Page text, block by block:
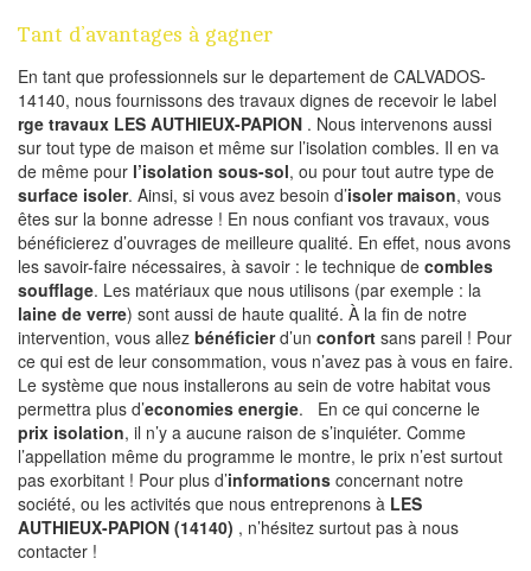
Tant d’avantages à gagner
En tant que professionnels sur le departement de CALVADOS-
14140, nous fournissons des travaux dignes de recevoir le label
rge travaux LES AUTHIEUX-PAPION . Nous intervenons aussi
sur tout type de maison et même sur l’isolation combles. Il en va
de même pour l’isolation sous-sol, ou pour tout autre type de
surface isoler. Ainsi, si vous avez besoin d’isoler maison, vous
êtes sur la bonne adresse ! En nous confiant vos travaux, vous
bénéficierez d’ouvrages de meilleure qualité. En effet, nous avons
les savoir-faire nécessaires, à savoir : le technique de combles
soufflage. Les matériaux que nous utilisons (par exemple : la
laine de verre) sont aussi de haute qualité. À la fin de notre
intervention, vous allez bénéficierd’un confort sans pareil ! Pour
ce qui est de leur consommation, vous n’avez pas à vous en faire.
Le système que nous installerons au sein de votre habitat vous
permettra plus d’economies energie. En ce qui concerne le
prix isolation, il n’y a aucune raison de s’inquiéter. Comme
l’appellation même du programme le montre, le prix n’est surtout
pas exorbitant ! Pour plus d’informations concernant notre
société, ou les activités que nous entreprenons à LES
AUTHIEUX-PAPION (14140) , n’hésitez surtout pas à nous
contacter !